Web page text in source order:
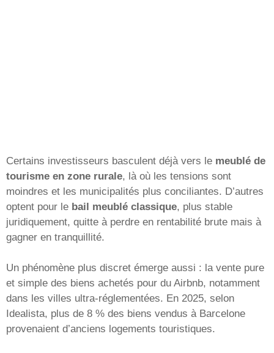
Certains investisseurs basculent déjà vers le meublé de
tourisme en zone rurale, là où les tensions sont
moindres et les municipalités plus conciliantes. D’autres
optent pour le bail meublé classique, plus stable
juridiquement, quitte à perdre en rentabilité brute mais à
gagner en tranquillité.
Un phénomène plus discret émerge aussi : la vente pure
et simple des biens achetés pour du Airbnb, notamment
dans les villes ultra-réglementées. En 2025, selon
Idealista, plus de 8 % des biens vendus à Barcelone
provenaient d’anciens logements touristiques.